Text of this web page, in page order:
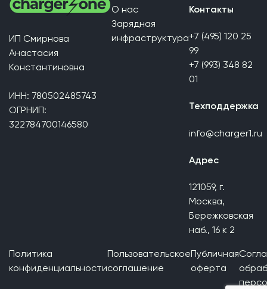
ИП Смирнова
Анастасия
Константиновна
ИНН: 780502485743
ОГРНИП:
322784700146580
О нас
Зарядная
инфраструктура
Контакты
+7 (495) 120 25
99
+7 (993) 348 82
01
Техподдержка
info@charger1.ru
Адрес
121059, г.
Москва,
Бережковская
наб., 16 к 2
Политика
конфиденциальности
Пользовательское
соглашение
Публичная
оферта